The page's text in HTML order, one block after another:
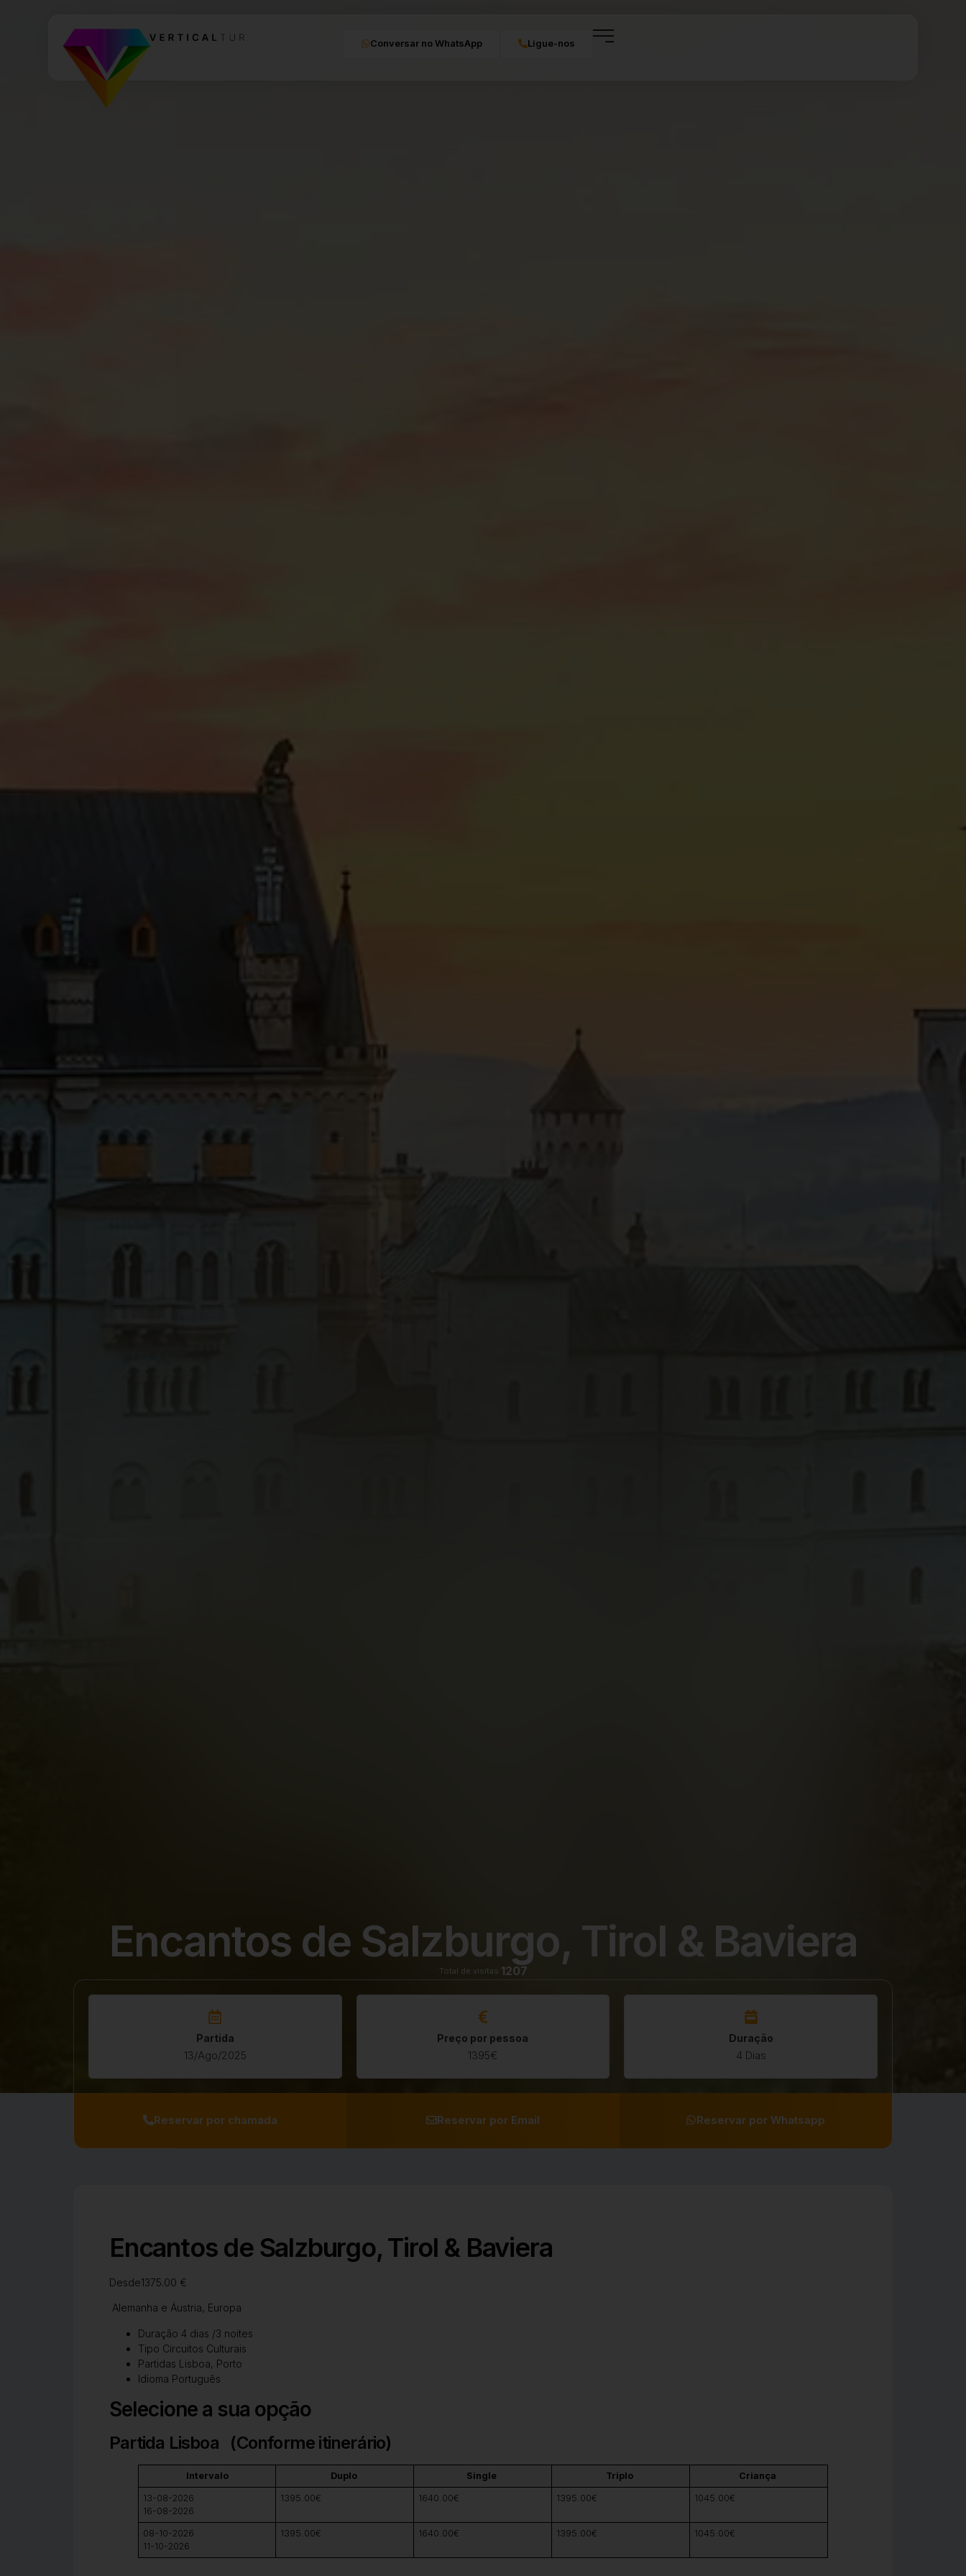
Conversar no WhatsApp Ligue-nos
Encantos de Salzburgo, Tirol & Baviera
1207
Partida
13/Ago/2025
Preço por pessoa
1395€
Duração
4 Dias
Reservar por chamada Reservar por Email Reservar por Whatsapp
Encantos de Salzburgo, Tirol & Baviera
Desde1375.00 €
Alemanha e Áustria, Europa
Duração 4 dias /3 noites
Tipo Circuitos Culturais
Partidas Lisboa, Porto
Idioma Português
Selecione a sua opção
Partida Lisboa (Conforme itinerário)
Intervalo Duplo Single Triplo Criança
13-08-2026
16-08-2026
1395.00€ 1640.00€ 1395.00€ 1045.00€
08-10-2026
11-10-2026
1395.00€ 1640.00€ 1395.00€ 1045.00€